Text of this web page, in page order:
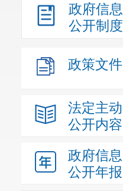
政府信息
公开制度
政策文件
法定主动
公开内容
政府信息
公开年报